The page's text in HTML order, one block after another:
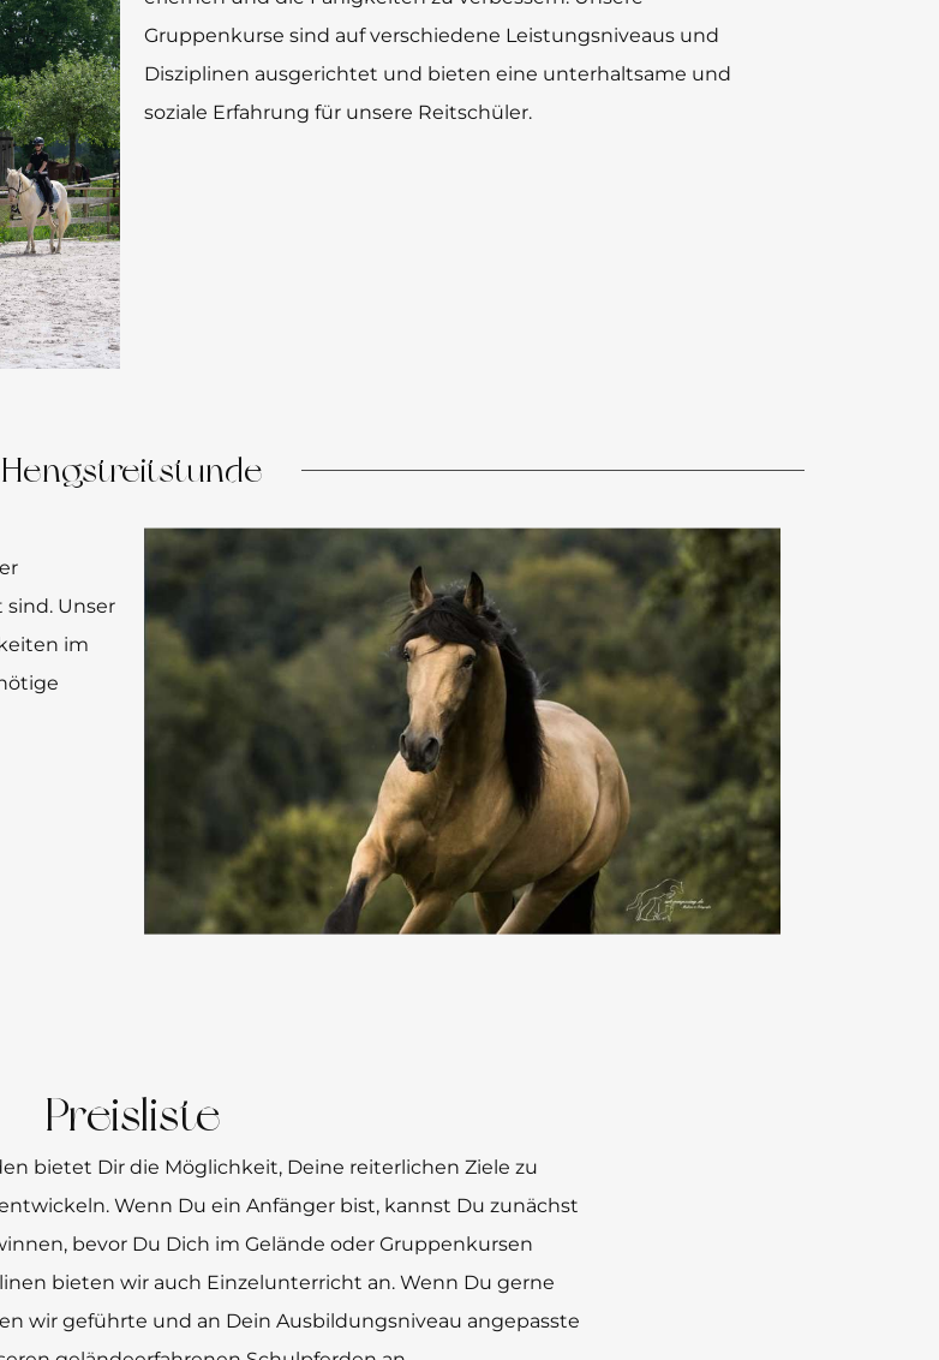
Gruppenkurse sind auf verschiedene Leistungsniveaus und
Disziplinen ausgerichtet und bieten eine unterhaltsame und
soziale Erfahrung für unsere Reitschüler.
Hengstreitstunde
Unser
im
Preisliste
bietet Dir die Möglichkeit, Deine reiterlichen Ziele zu
Wenn Du ein Anfänger bist, kannst Du zunächst
bevor Du Dich im Gelände oder Gruppenkursen
bieten wir auch Einzelunterricht an. Wenn Du gerne
wir geführte und an Dein Ausbildungsniveau angepasste